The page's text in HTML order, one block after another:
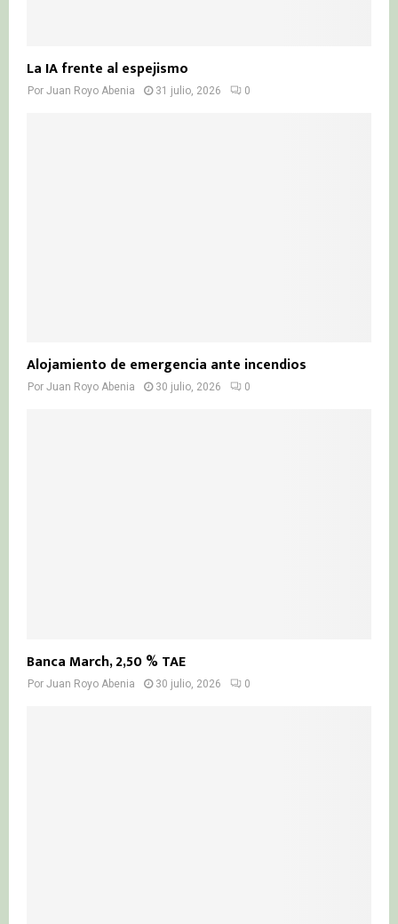
La IA frente al espejismo
Por Juan Royo Abenia 31 julio, 2026 0
Alojamiento de emergencia ante incendios
Por Juan Royo Abenia 30 julio, 2026 0
Banca March, 2,50 % TAE
Por Juan Royo Abenia 30 julio, 2026 0